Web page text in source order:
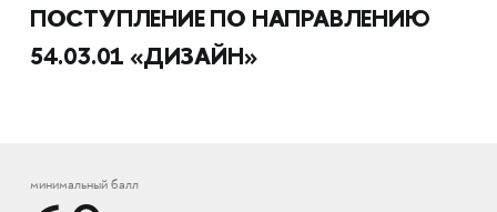
ПОСТУПЛЕНИЕ ПО НАПРАВЛЕНИЮ
54.03.01«ДИЗАЙН»
минимальный балл